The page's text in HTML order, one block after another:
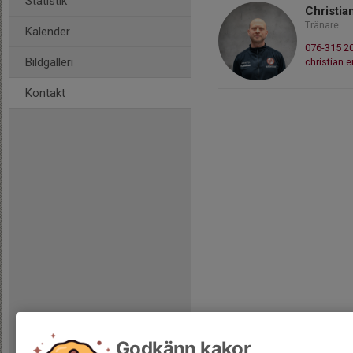
Kalender
Bildgalleri
Kontakt
Tränare
076-315